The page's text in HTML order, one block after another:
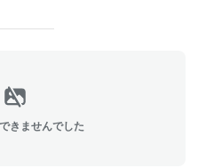
きませんでした